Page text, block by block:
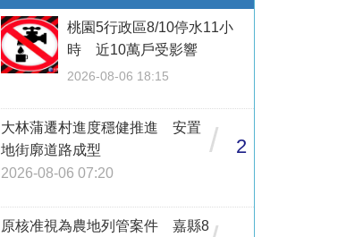
桃園5行政區8/10停水11小
時 近10萬戶受影響
2026-08-06 18:15
大林蒲遷村進度穩健推進 安置
地街廓道路成型
2026-08-06 07:20
/ 2
原核准視為農地列管案件 嘉縣8